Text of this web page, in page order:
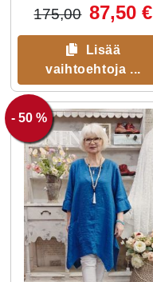
175,00 87,50 €
Lisää
vaihtoehtoja ...
- 50 %